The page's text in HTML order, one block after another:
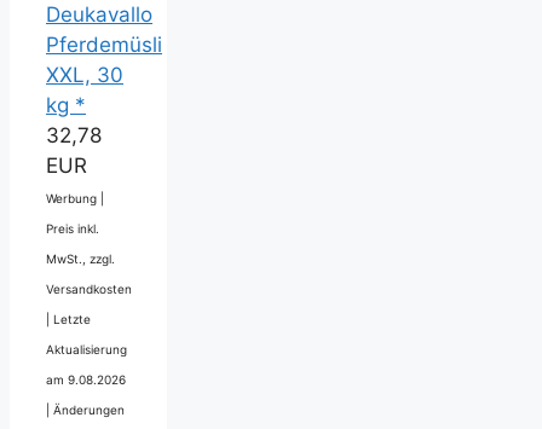
Deukavallo
Pferdemüsli
XXL, 30
kg *
32,78
EUR
Werbung |
Preis inkl.
MwSt., zzgl.
Versandkosten
Letzte
Aktualisierung
am 9.08.2026
Änderungen